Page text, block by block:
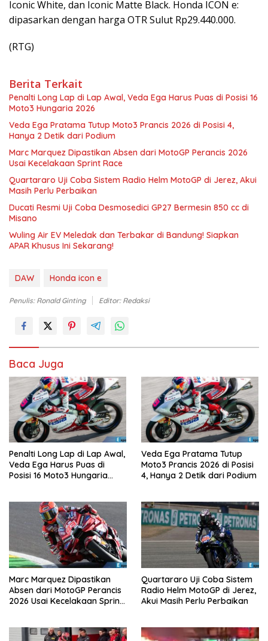
Iconic White, dan Iconic Matte Black. Honda ICON e:
dipasarkan dengan harga OTR Sulut Rp29.440.000.
(RTG)
Berita Terkait
Penalti Long Lap di Lap Awal, Veda Ega Harus Puas di Posisi 16
Moto3 Hungaria 2026
Veda Ega Pratama Tutup Moto3 Prancis 2026 di Posisi 4,
Hanya 2 Detik dari Podium
Marc Marquez Dipastikan Absen dari MotoGP Perancis 2026
Usai Kecelakaan Sprint Race
Quartararo Uji Coba Sistem Radio Helm MotoGP di Jerez, Akui
Masih Perlu Perbaikan
Ducati Resmi Uji Coba Desmosedici GP27 Bermesin 850 cc di
Misano
Wuling Air EV Meledak dan Terbakar di Bandung! Siapkan
APAR Khusus Ini Sekarang!
DAW Honda icon e
Penulis: Ronald Ginting Editor: Redaksi
Baca Juga
Penalti Long Lap di Lap Awal,
Veda Ega Harus Puas di
Posisi 16 Moto3 Hungaria
Veda Ega Pratama Tutup
Moto3 Prancis 2026 di Posisi
4, Hanya 2 Detik dari Podium
Marc Marquez Dipastikan
Absen dari MotoGP Perancis
2026 Usai Kecelakaan Sprint
Quartararo Uji Coba Sistem
Radio Helm MotoGP di Jerez,
Akui Masih Perlu Perbaikan